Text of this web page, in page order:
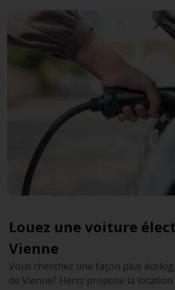
Louez une voiture
Vienne
Vous cherchez une façon plus
de Vienne? Hertz propose la